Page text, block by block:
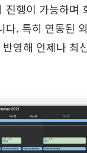
진행이 가능하며
다. 특히 연동된
영해 언제나 최